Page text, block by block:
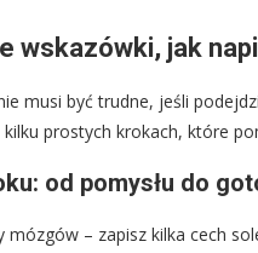
wskazówki, jak
musi być trudne, jeśli
kilku prostych krokach, które
od pomysłu do
mózgów – zapisz kilka cech